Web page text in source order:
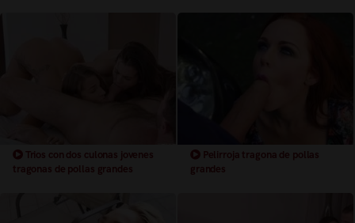
Trios con dos culonas jovenes
tragonas de pollas grandes
Pelirroja tragona de pollas
grandes